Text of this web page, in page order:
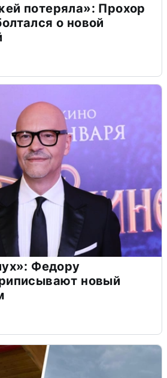
потеряла»: Прохор
о новой
Федору
новый